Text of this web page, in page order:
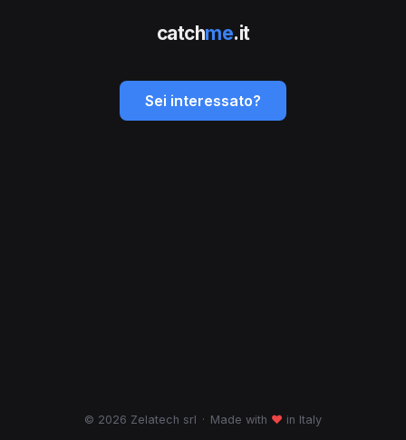
catchme.it
Sei interessato?
© 2026 Zelatech srl · Made with ♥ in Italy